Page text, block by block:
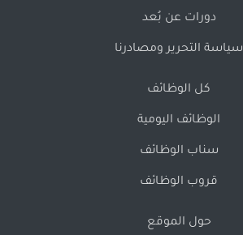
دورات عن بُعد
سياسة التحرير ومصادرنا
كل الوظائف
الوظائف اليومية
سناب الوظائف
قروب الوظائف
حول الموقع